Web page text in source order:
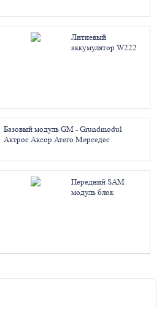
Литиевый
аккумулятор W222
Базовый модуль GM - Grundmodul
Актрос Аксор Атего Мерседес
A0004463058. Ремонт
Передний SAM
модуль блок